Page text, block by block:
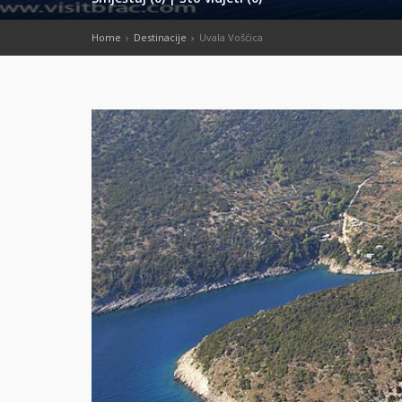
Home Destinacije Uvala Vošćica